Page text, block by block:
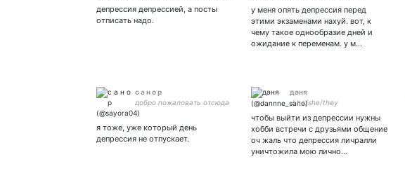
is yoite|все мое счастье
умещается в твоих
синяках - нил джостен, у
депрессия депрессией, а посты
отписать надо.
у меня опять депрессия перед
этими экзаменами нахуй. вот, к
чему такое однообразие дней и
ожидание к переменам. у м…
с а н о р
добро пожаловать отсюда
я тоже, уже который день
депрессия не отпускает.
дәня
:( he/she/they
чтобы выйти из депрессии нужны
хобби встречи с друзьями общение
оч жаль что депрессия личралли
уничтожила мою лично…